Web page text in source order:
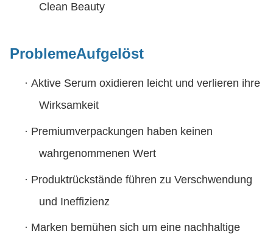
Clean Beauty
ProblemeAufgelöst
· Aktive Serum oxidieren leicht und verlieren ihre
Wirksamkeit
· Premiumverpackungen haben keinen
wahrgenommenen Wert
· Produktrückstände führen zu Verschwendung
und Ineffizienz
· Marken bemühen sich um eine nachhaltige